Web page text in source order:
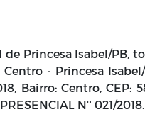
Princesa Isabel/PB,
- Princesa
Bairro: Centro,
Nº 021/2018.